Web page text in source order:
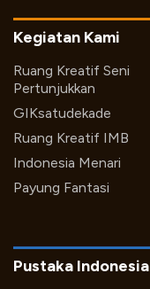
Kegiatan Kami
Ruang Kreatif Seni
Pertunjukkan
GIKsatudekade
Ruang Kreatif IMB
Indonesia Menari
Payung Fantasi
Pustaka Indonesia